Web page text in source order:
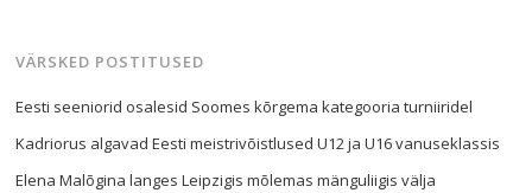
VÄRSKED POSTITUSED
Eesti seeniorid osalesid Soomes kõrgema kategooria turniiridel
Kadriorus algavad Eesti meistrivõistlused U12 ja U16 vanuseklassis
Elena Malõgina langes Leipzigis mõlemas mänguliigis välja